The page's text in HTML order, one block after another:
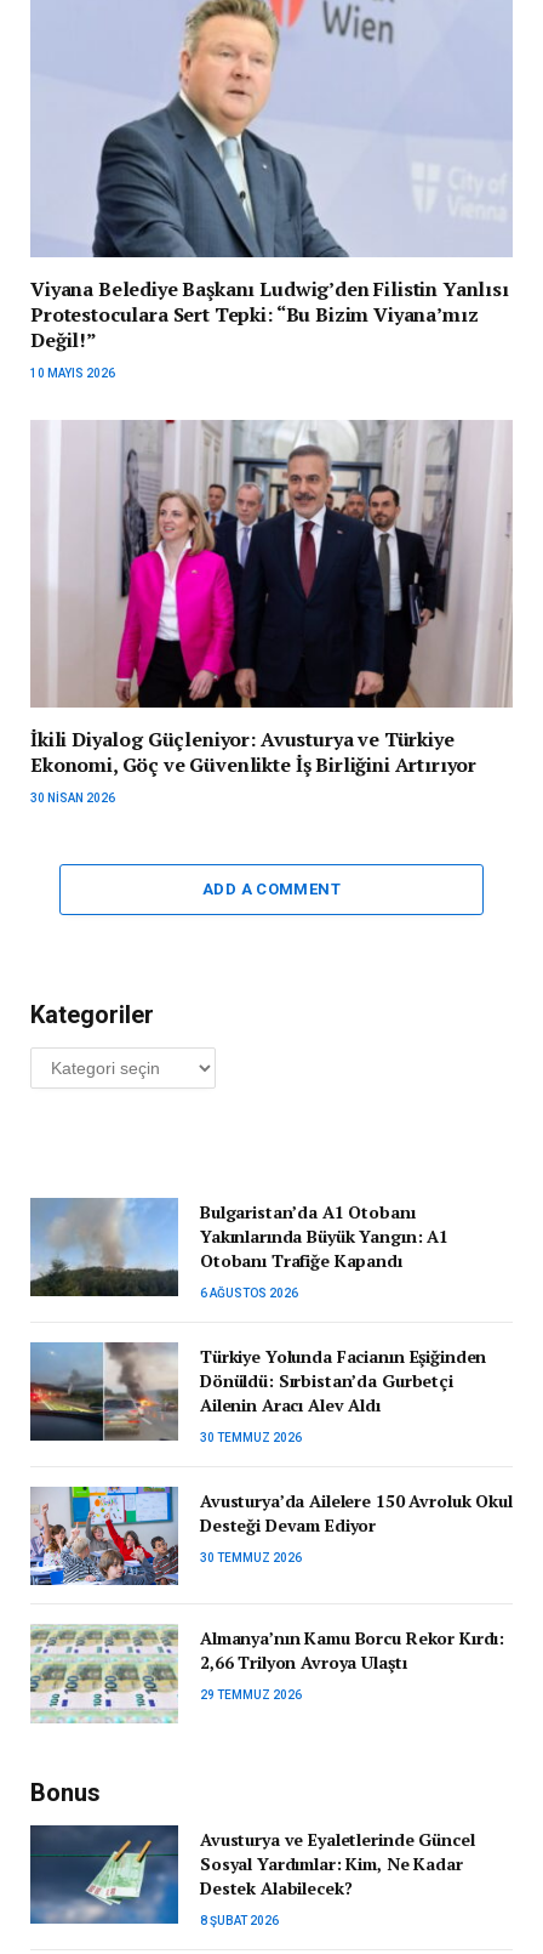
Viyana Belediye Başkanı Ludwig’den Filistin Yanlısı
Protestoculara Sert Tepki: “Bu Bizim Viyana’mız
Değil!”
10 MAYIS 2026
İkili Diyalog Güçleniyor: Avusturya ve Türkiye
Ekonomi, Göç ve Güvenlikte İş Birliğini Artırıyor
30 NISAN 2026
ADD A COMMENT
Kategoriler
Kategoriler
Bulgaristan’da A1 Otobanı
Yakınlarında Büyük Yangın: A1
Otobanı Trafiğe Kapandı
6 AĞUSTOS 2026
Türkiye Yolunda Facianın Eşiğinden
Dönüldü: Sırbistan’da Gurbetçi
Ailenin Aracı Alev Aldı
30 TEMMUZ 2026
Avusturya’da Ailelere 150 Avroluk Okul
Desteği Devam Ediyor
30 TEMMUZ 2026
Almanya’nın Kamu Borcu Rekor Kırdı:
2,66 Trilyon Avroya Ulaştı
29 TEMMUZ 2026
Bonus
Avusturya ve Eyaletlerinde Güncel
Sosyal Yardımlar: Kim, Ne Kadar
Destek Alabilecek?
8 ŞUBAT 2026